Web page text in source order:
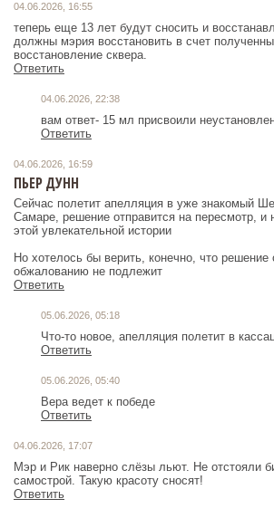
04.06.2026, 16:55
теперь еще 13 лет будут сносить и
должны мэрия восстановить в счет
восстановление сквера.
Ответить
04.06.2026, 22:38
вам ответ- 15 мл присвоили
Ответить
04.06.2026, 16:59
ПЬЕР ДУНН
Сейчас полетит апелляция в уже знакомый
Самаре, решение отправится на пересмотр, и
этой увлекательной истории
Но хотелось бы верить, конечно, что решение
обжалованию не подлежит
Ответить
05.06.2026, 05:18
Что-то новое, апелляция полетит в
Ответить
05.06.2026, 05:40
Вера ведет к победе
Ответить
04.06.2026, 17:07
Мэр и Рик наверно слëзы льют. Не отстояли
самострой. Такую красоту сносят!
Ответить